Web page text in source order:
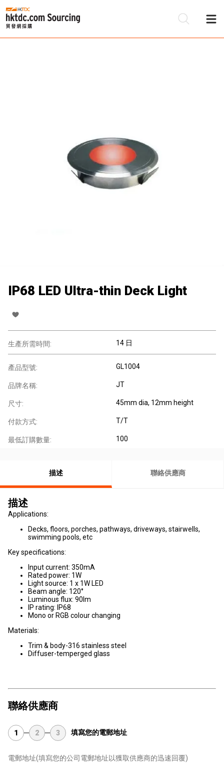
IP68 LED Ultra-thin Deck Light
生產所需時間: 14 日
產品型號: GL1004
品牌名稱: JT
尺寸: 45mm dia, 12mm height
付款方式: T/T
最低訂購數量: 100
描述 聯絡供應商
描述
Applications:
Decks, floors, porches, pathways, driveways, stairwells,
swimming pools, etc
Key specifications:
Input current: 350mA
Rated power: 1W
Light source: 1 x 1W LED
Beam angle: 120°
Luminous flux: 90lm
IP rating: IP68
Mono or RGB colour changing
Materials:
Trim & body-316 stainless steel
Diffuser-temperged glass
聯絡供應商
1 2 3 填寫您的電郵地址
電郵地址(填寫您的公司電郵地址以獲取供應商的迅速回覆)